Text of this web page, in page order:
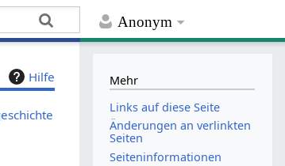
Anonym
Hilfe
Mehr
Links auf diese Seite
Änderungen an verlinkten
Seiten
Seiten­­informationen